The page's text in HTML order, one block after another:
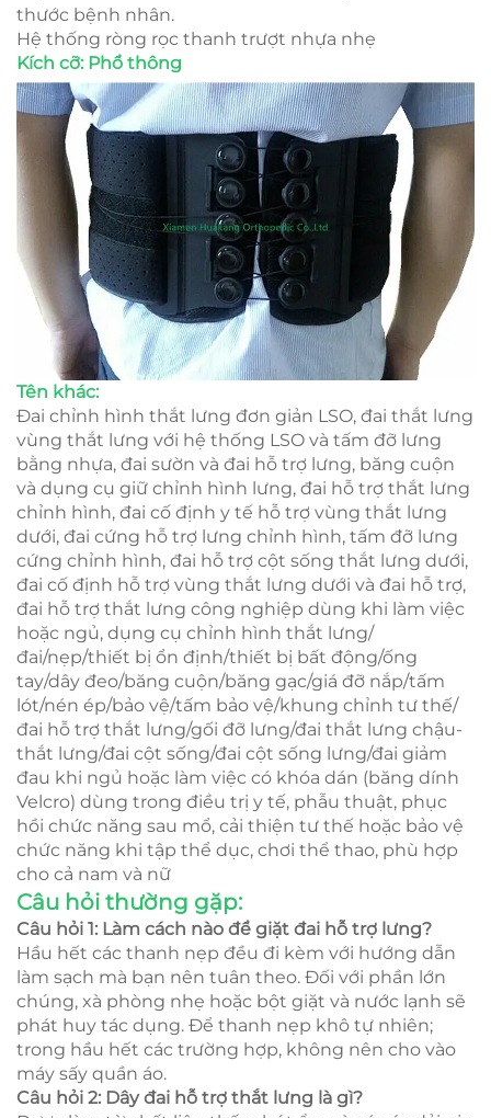
thước bệnh nhân.
Hệ thống ròng rọc thanh trượt nhựa nhẹ
Kích cỡ: Phổ thông
Tên khác:
Đai chỉnh hình thắt lưng đơn giản LSO, đai thắt lưng
vùng thắt lưng với hệ thống LSO và tấm đỡ lưng
bằng nhựa, đai sườn và đai hỗ trợ lưng, băng cuộn
và dụng cụ giữ chỉnh hình lưng, đai hỗ trợ thắt lưng
chỉnh hình, đai cố định y tế hỗ trợ vùng thắt lưng
dưới, đai cứng hỗ trợ lưng chỉnh hình, tấm đỡ lưng
cứng chỉnh hình, đai hỗ trợ cột sống thắt lưng dưới,
đai cố định hỗ trợ vùng thắt lưng dưới và đai hỗ trợ,
đai hỗ trợ thắt lưng công nghiệp dùng khi làm việc
hoặc ngủ, dụng cụ chỉnh hình thắt lưng/
đai/nẹp/thiết bị ổn định/thiết bị bất động/ống
tay/dây đeo/băng cuộn/băng gạc/giá đỡ nắp/tấm
lót/nén ép/bảo vệ/tấm bảo vệ/khung chỉnh tư thế/
đai hỗ trợ thắt lưng/gối đỡ lưng/đai thắt lưng chậu-
thắt lưng/đai cột sống/đai cột sống lưng/đai giảm
đau khi ngủ hoặc làm việc có khóa dán (băng dính
Velcro) dùng trong điều trị y tế, phẫu thuật, phục
hồi chức năng sau mổ, cải thiện tư thế hoặc bảo vệ
chức năng khi tập thể dục, chơi thể thao, phù hợp
cho cả nam và nữ
Câu hỏi thường gặp:
Câu hỏi 1: Làm cách nào để giặt đai hỗ trợ lưng?
Hầu hết các thanh nẹp đều đi kèm với hướng dẫn
làm sạch mà bạn nên tuân theo. Đối với phần lớn
chúng, xà phòng nhẹ hoặc bột giặt và nước lạnh sẽ
phát huy tác dụng. Để thanh nẹp khô tự nhiên;
trong hầu hết các trường hợp, không nên cho vào
máy sấy quần áo.
Câu hỏi 2: Dây đai hỗ trợ thắt lưng là gì?